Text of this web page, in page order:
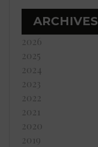
ARCHIVES
2026
2025
2024
2023
2022
2021
2020
2019